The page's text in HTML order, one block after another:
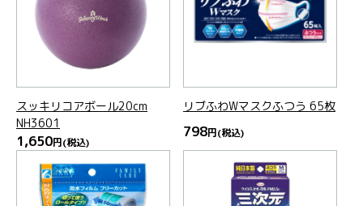
スッキリコアボール20cm
NH3601
1,650円(税込)
リブふわWマスクふつう 65枚
798円(税込)